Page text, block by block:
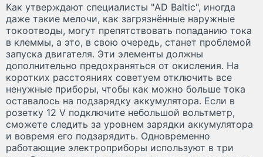
Как утверждают специалисты "AD Baltic", иногда
даже такие мелочи, как загрязнённые наружные
токоотводы, могут препятствовать попаданию тока
в клеммы, а это, в свою очередь, станет проблемой
запуска двигателя. Эти элементы должны
дополнительно предохраняться от окисления. На
коротких расстояниях советуем отключить все
ненужные приборы, чтобы как можно больше тока
оставалось на подзарядку аккумулятора. Если в
розетку 12 V подключите небольшой вольтметр,
сможете следить за уровнем зарядки аккумулятора
и вовремя его подзарядить. Одновременно
работающие электроприборы используют в три